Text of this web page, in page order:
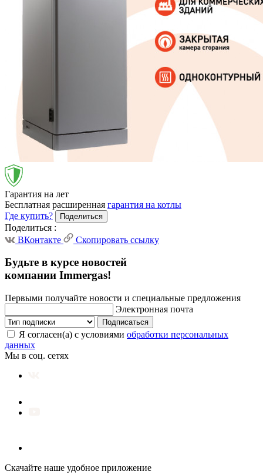
Гарантия на лет
Бесплатная расширенная гарантия на котлы
Где купить?
Поделиться
Поделиться :
ВКонтакте
Скопировать ссылку
Будьте в курсе новостей
компании Immergas!
Первыми получайте новости и специальные предложения
Электронная почта
Подписаться
Я согласен(а) с условиями обработки персональных
данных
Мы в соц. сетях
Скачайте наше удобное приложение